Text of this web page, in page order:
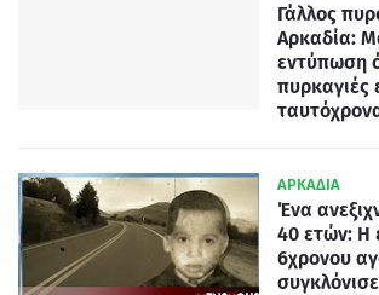
Γάλλος
Αρκαδία:
εντύπωση
πυρκαγιές
ΑΡΚΑΔΙΑ
Ένα
40 ετών: Η
6χρονου